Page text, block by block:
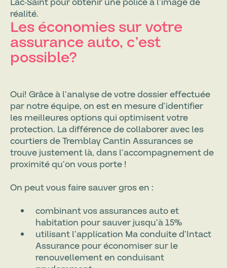
réalité.
Les économies sur votre
assurance auto, c’est
possible?
Oui! Grâce à l’analyse de votre dossier effectuée
par notre équipe, on est en mesure d’identifier
les meilleures options qui optimisent votre
protection. La différence de collaborer avec les
courtiers de Tremblay Cantin Assurances se
trouve justement là, dans l’accompagnement de
proximité qu’on vous porte !
On peut vous faire sauver gros en :
combinant vos assurances auto et
habitation pour sauver jusqu’à 15%
utilisant l’application Ma conduite d’Intact
Assurance pour économiser sur le
renouvellement en conduisant